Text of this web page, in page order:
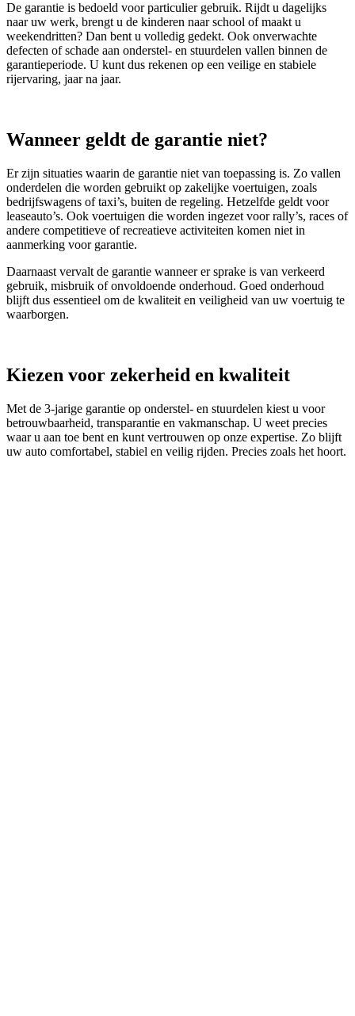
De garantie is bedoeld voor particulier gebruik. Rijdt u dagelijks
naar uw werk, brengt u de kinderen naar school of maakt u
weekendritten? Dan bent u volledig gedekt. Ook onverwachte
defecten of schade aan onderstel- en stuurdelen vallen binnen de
garantieperiode. U kunt dus rekenen op een veilige en stabiele
rijervaring, jaar na jaar.
Wanneer geldt de garantie niet?
Er zijn situaties waarin de garantie niet van toepassing is. Zo vallen
onderdelen die worden gebruikt op zakelijke voertuigen, zoals
bedrijfswagens of taxi’s, buiten de regeling. Hetzelfde geldt voor
leaseauto’s. Ook voertuigen die worden ingezet voor rally’s, races of
andere competitieve of recreatieve activiteiten komen niet in
aanmerking voor garantie.
Daarnaast vervalt de garantie wanneer er sprake is van verkeerd
gebruik, misbruik of onvoldoende onderhoud. Goed onderhoud
blijft dus essentieel om de kwaliteit en veiligheid van uw voertuig te
waarborgen.
Kiezen voor zekerheid en kwaliteit
Met de 3‑jarige garantie op onderstel- en stuurdelen kiest u voor
betrouwbaarheid, transparantie en vakmanschap. U weet precies
waar u aan toe bent en kunt vertrouwen op onze expertise. Zo blijft
uw auto comfortabel, stabiel en veilig rijden. Precies zoals het hoort.